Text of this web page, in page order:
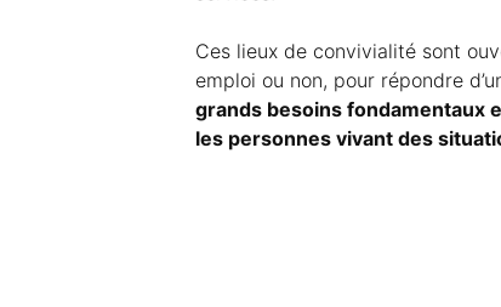
Ces lieux de convivialité sont
emploi ou non, pour répondre
grands besoins fondamentaux
les personnes vivant des